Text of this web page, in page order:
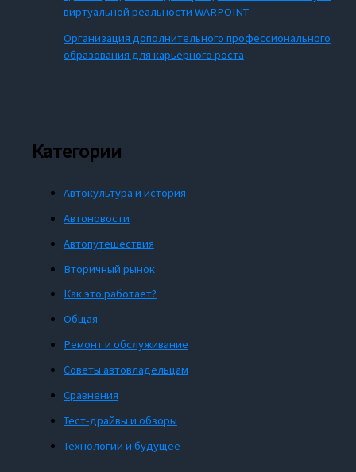
виртуальной реальности WARPOINT
Организация дополнительного профессионального
образования для карьерного роста
Категории
Автокультура и история
Автоновости
Автопутешествия
Вторичный рынок
Как это работает?
Общая
Ремонт и обслуживание
Советы автовладельцам
Сравнения
Тест-драйвы и обзоры
Технологии и будущее